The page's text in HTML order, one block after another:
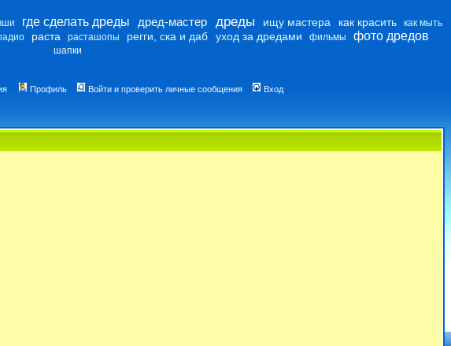
где сделать дреды дред-мастер дреды ищу мастера как красить как мыть
раста расташопы регги, ска и даб уход за дредами фильмы фото дредов
шапки
Профиль Войти и проверить личные сообщения Вход